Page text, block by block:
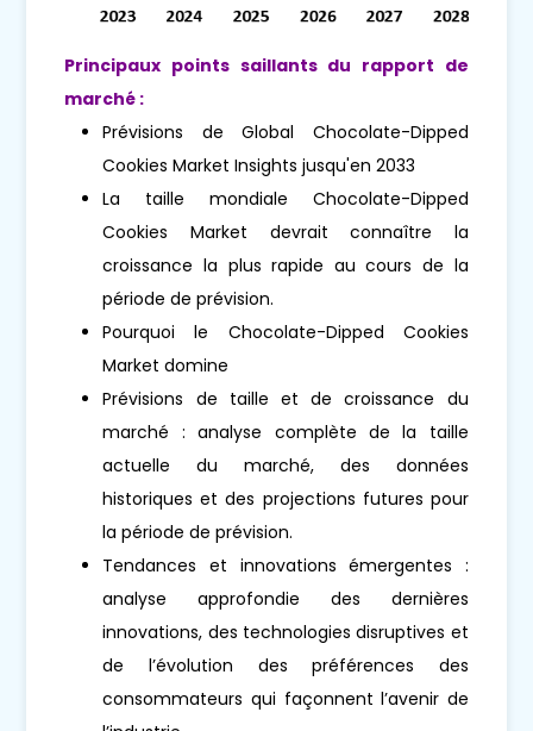
Principaux points saillants du rapport de
marché :
Prévisions de Global Chocolate-Dipped
Cookies Market Insights jusqu'en 2033
La taille mondiale Chocolate-Dipped
Cookies Market devrait connaître la
croissance la plus rapide au cours de la
période de prévision.
Pourquoi le Chocolate-Dipped Cookies
Market domine
Prévisions de taille et de croissance du
marché : analyse complète de la taille
actuelle du marché, des données
historiques et des projections futures pour
la période de prévision.
Tendances et innovations émergentes :
analyse approfondie des dernières
innovations, des technologies disruptives et
de l’évolution des préférences des
consommateurs qui façonnent l’avenir de